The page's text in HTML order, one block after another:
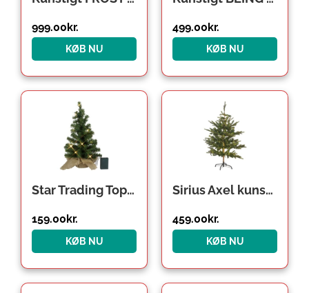
999.00kr.
KØB NU
499.00kr.
KØB NU
Star Trading Toppy kunstigt juletræ med lys, 40 cm
159.00kr.
KØB NU
Sirius Axel kunstigt juletræ med lys, 120 cm
459.00kr.
KØB NU